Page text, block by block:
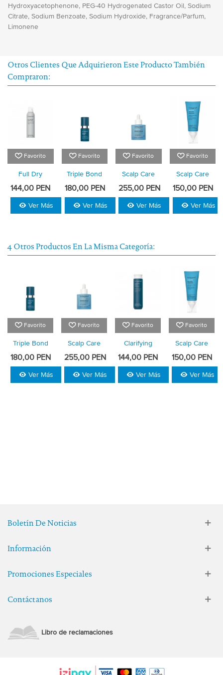
Hydroxyacetophenone, PEG-40 Hydrogenated Castor Oil, Sodium
Citrate, Sodium Benzoate, Sodium Hydroxide, Fragrance/Parfum,
Limonene
Otros Clientes Que Adquirieron Este Producto También
Compraron:
Favorito
Full Dry
Volume &
Spray
144,00 PEN
Ver Más
Favorito
Triple Bond
Complex
180,00 PEN
Ver Más
Favorito
Scalp Care
Density
255,00 PEN
Ver Más
Favorito
Scalp Care
Dry Scalp
150,00 PEN
Ver Más
4 Otros Productos En La Misma Categoría:
Favorito
Triple Bond
Complex
180,00 PEN
Ver Más
Favorito
Scalp Care
Density
255,00 PEN
Ver Más
Favorito
Clarifying
Detox
144,00 PEN
Ver Más
Favorito
Scalp Care
Dry Scalp
150,00 PEN
Ver Más
Boletín De Noticias
Promociones Especiales
Información
Contáctanos
Libro de reclamaciones